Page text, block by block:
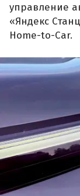
управление
«Яндекс
Home-to-Car.